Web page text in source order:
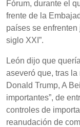
Fórum, durante el
frente de la
países se enfrenten
siglo XXI”.
León dijo que
aseveró que, tras
Donald Trump, A
importantes”, de
controles de
reanudación de